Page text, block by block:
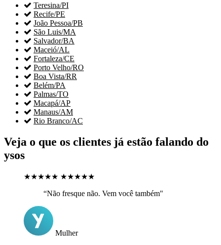
 Teresina/PI
 Recife/PE
 João Pessoa/PB
 São Luis/MA
 Salvador/BA
 Maceió/AL
 Fortaleza/CE
 Porto Velho/RO
 Boa Vista/RR
 Belém/PA
 Palmas/TO
 Macapá/AP
 Manaus/AM
 Rio Branco/AC
Veja o que os clientes já estão falando do
ysos
★★★★★ ★★★★★
“Não fresque não. Vem você também"
Mulher